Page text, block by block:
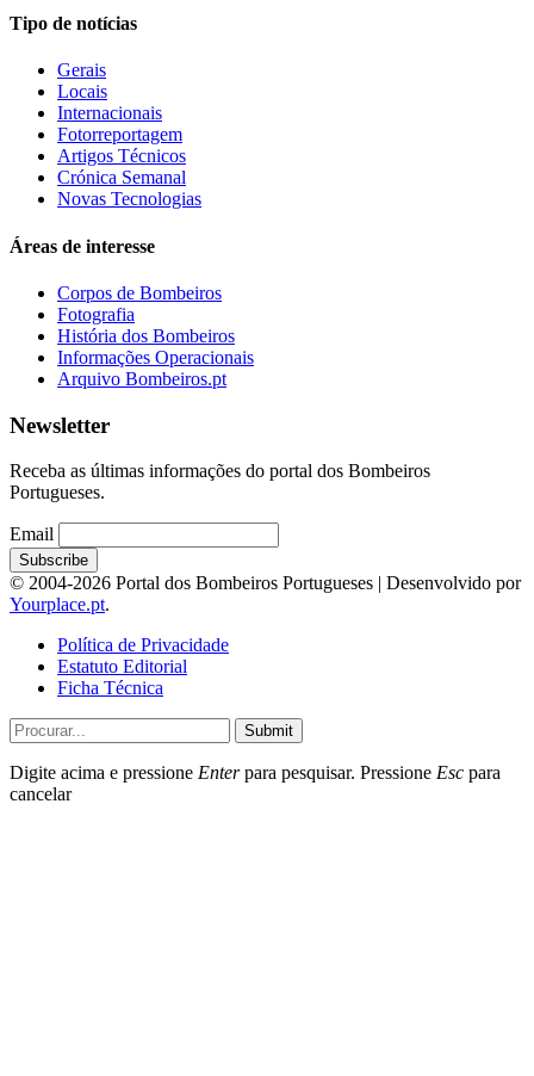
Tipo de notícias
Gerais
Locais
Internacionais
Fotorreportagem
Artigos Técnicos
Crónica Semanal
Novas Tecnologias
Áreas de interesse
Corpos de Bombeiros
Fotografia
História dos Bombeiros
Informações Operacionais
Arquivo Bombeiros.pt
Newsletter
Receba as últimas informações do portal dos Bombeiros
Portugueses.
Email
© 2004-2026 Portal dos Bombeiros Portugueses | Desenvolvido por
Yourplace.pt.
Política de Privacidade
Estatuto Editorial
Ficha Técnica
Submit
Digite acima e pressione Enterpara pesquisar. Pressione Esc para
cancelar